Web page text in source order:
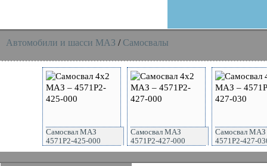
Автомобили и шасси MAЗ / Самосвалы
Самосвал МАЗ
4571P2-425-000
Самосвал МАЗ
4571P2-427-000
Самосвал МАЗ
4571P2-427-